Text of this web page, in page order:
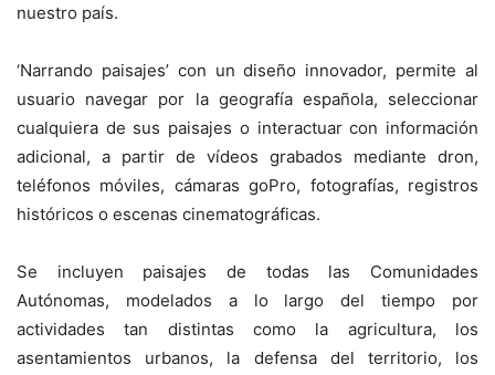
nuestro país.
‘Narrando paisajes’ con un diseño innovador, permite al
usuario navegar por la geografía española, seleccionar
cualquiera de sus paisajes o interactuar con información
adicional, a partir de vídeos grabados mediante dron,
teléfonos móviles, cámaras goPro, fotografías, registros
históricos o escenas cinematográficas.
Se incluyen paisajes de todas las Comunidades
Autónomas, modelados a lo largo del tiempo por
actividades tan distintas como la agricultura, los
asentamientos urbanos, la defensa del territorio, los